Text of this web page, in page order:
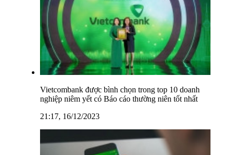
Vietcombank được bình chọn trong top 10 doanh
nghiệp niêm yết có Báo cáo thường niên tốt nhất
21:17, 16/12/2023